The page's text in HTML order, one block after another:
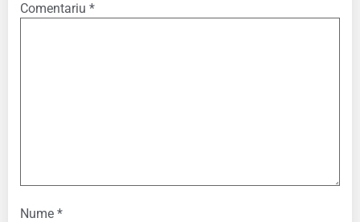
Comentariu *
Nume *